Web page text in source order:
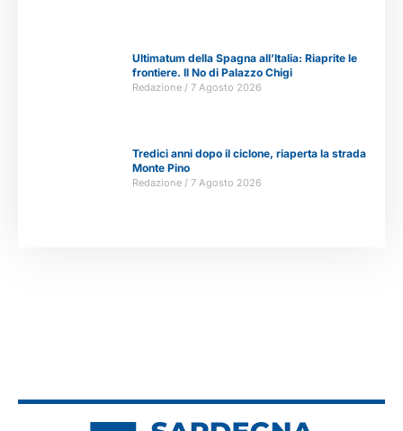
Ultimatum della Spagna all’Italia: Riaprite le
frontiere. Il No di Palazzo Chigi
Redazione 7 Agosto 2026
Tredici anni dopo il ciclone, riaperta la strada
Monte Pino
Redazione 7 Agosto 2026